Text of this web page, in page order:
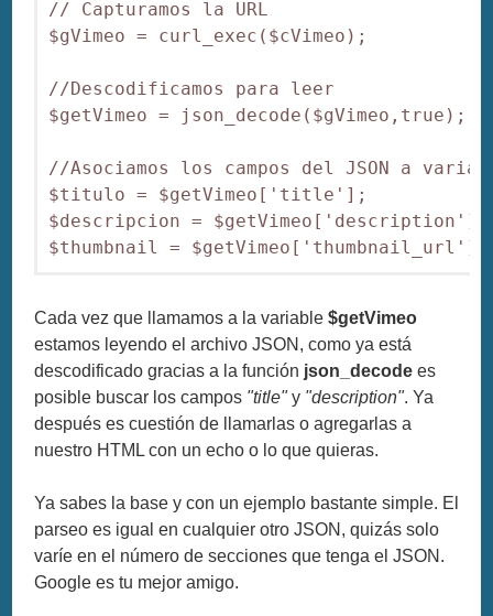
// Capturamos la URL
$gVimeo = curl_exec($cVimeo);
//Descodificamos para leer
$getVimeo = json_decode($gVimeo,true);
//Asociamos los campos del JSON a
$titulo = $getVimeo['title'];
$descripcion = $getVimeo['description'];
$thumbnail = $getVimeo['thumbnail_url'];
Cada vez que llamamos a la variable$getVimeo
estamos leyendo el archivo JSON, como ya está
descodificado gracias a la función json_decode es
posible buscar los campos "title"y "description". Ya
después es cuestión de llamarlas o agregarlas a
nuestro HTML con un echo o lo que quieras.
Ya sabes la base y con un ejemplo bastante simple. El
parseo es igual en cualquier otro JSON, quizás solo
varíe en el número de secciones que tenga el JSON.
Google es tu mejor amigo.